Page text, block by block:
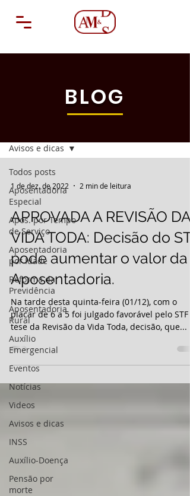
Todos posts
Aposentadoria
Especial
Apos. por Tempo
de Serviço
Aposentadoria
por Idade
Reforma da
Previdência
Aposentadoria
Rural
Auxílio
Emergencial
Eventos
Notícias
Videos
Avisos e dicas
INSS
Auxílio-Doença
Pensão por
morte
Avisos e dicas
1 de dez. de 2022 2 min de leitura
APROVADA A REVISÃO DA
VIDA TODA: Decisão do
pode aumentar o valor da
Aposentadoria.
Na tarde desta quinta-feira (01/12), com o
placar de 6 a 5 foi julgado favorável pelo STF a
tese da Revisão da Vida Toda, decisão, que...
BLOG